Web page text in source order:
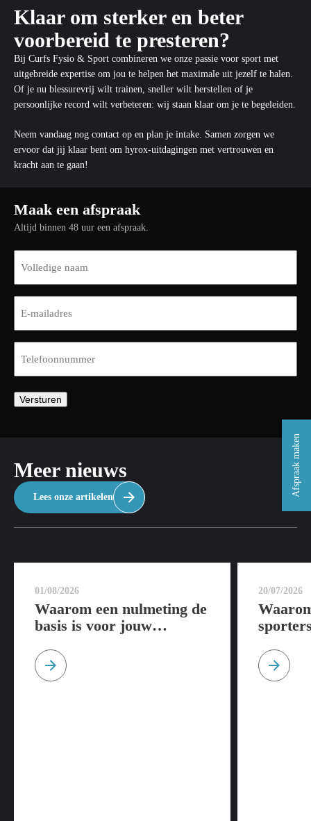
Afspraak maken
Klaar om sterker en beter
voorbereid te presteren?
Bij Curfs Fysio & Sport combineren we onze passie voor sport met
uitgebreide expertise om jou te helpen het maximale uit jezelf te halen.
Of je nu blessurevrij wilt trainen, sneller wilt herstellen of je
persoonlijke record wilt verbeteren: wij staan klaar om je te begeleiden.
Neem vandaag nog contact op en plan je intake. Samen zorgen we
ervoor dat jij klaar bent om hyrox-uitdagingen met vertrouwen en
kracht aan te gaan!
Maak een afspraak
Altijd binnen 48 uur een afspraak.
Versturen
Meer nieuws
Lees onze artikelen
01/08/2026
Waarom een nulmeting de
basis is voor jouw
20/07/2026
op een